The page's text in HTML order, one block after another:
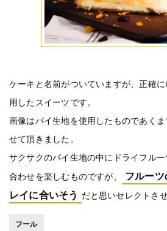
ケーキと名前がついていますが、正確
用したスイーツです。
画像はパイ生地を使用したものであく
せて頂きました。
サクサクのパイ生地の中にドライフル
合わせを楽しむものですが、
フルー
レイに合いそう だと思いセレクトさ
フール